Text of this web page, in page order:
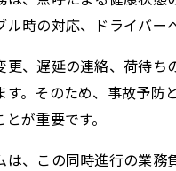
時の対応、ドライバー
更、遅延の連絡、荷待
す。そのため、事故予
が重要です。
は、この同時進行の業